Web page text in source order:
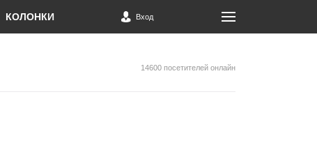
КОЛОНКИ Вход
14600 посетителей онлайн